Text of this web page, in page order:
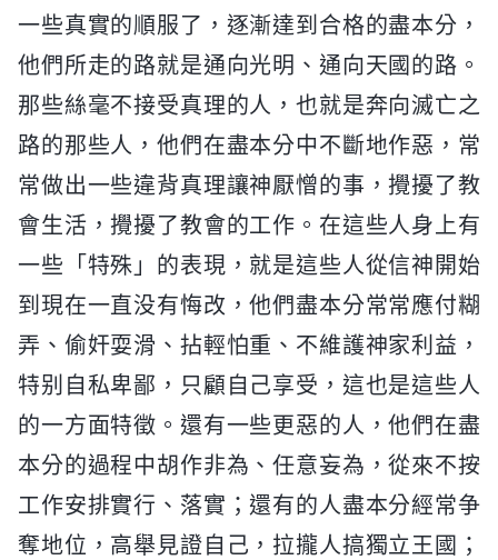
一些真實的順服了，逐漸達到合格的盡本分，
他們所走的路就是通向光明、通向天國的路。
那些絲毫不接受真理的人，也就是奔向滅亡之
路的那些人，他們在盡本分中不斷地作惡，常
常做出一些違背真理讓神厭憎的事，攪擾了教
會生活，攪擾了教會的工作。在這些人身上有
一些「特殊」的表現，就是這些人從信神開始
到現在一直没有悔改，他們盡本分常常應付糊
弄、偷奸耍滑、拈輕怕重、不維護神家利益，
特别自私卑鄙，只顧自己享受，這也是這些人
的一方面特徵。還有一些更惡的人，他們在盡
本分的過程中胡作非為、任意妄為，從來不按
工作安排實行、落實；還有的人盡本分經常争
奪地位，高舉見證自己，拉攏人搞獨立王國；